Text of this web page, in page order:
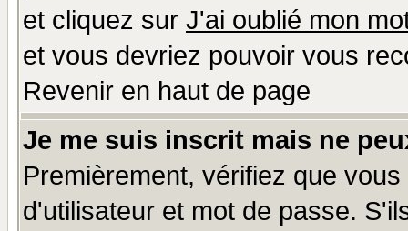
et cliquez sur J'ai oublié mon
et vous devriez pouvoir vous
Revenir en haut de page
Je me suis inscrit mais ne
Premièrement, vérifiez que
d'utilisateur et mot de passe.